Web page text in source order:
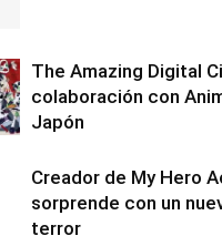
The Amazing Digital
colaboración con
Japón
Creador de My Hero
sorprende con un
terror